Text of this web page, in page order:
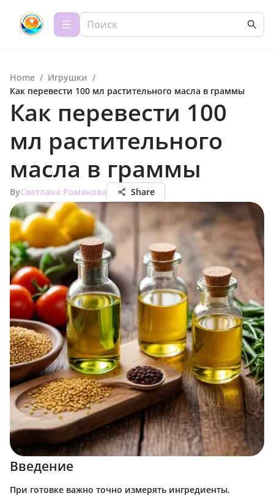
Home / Игрушки /
Как перевести 100 мл растительного масла в граммы
Как перевести 100
мл растительного
масла в граммы
ByСветлана Романова Share
Введение
При готовке важно точно измерять ингредиенты.